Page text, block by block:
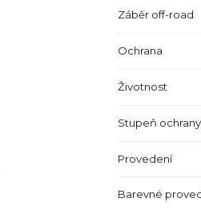
Záběr off-road
Ochrana
Životnost
Stupeň ochrany
Provedení
Barevné